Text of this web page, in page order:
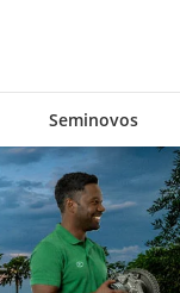
Seminovos